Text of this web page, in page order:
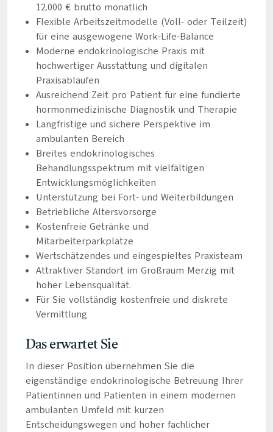
12.000 € brutto monatlich
Flexible Arbeitszeitmodelle (Voll- oder Teilzeit)
für eine ausgewogene Work-Life-Balance
Moderne endokrinologische Praxis mit
hochwertiger Ausstattung und digitalen
Praxisabläufen
Ausreichend Zeit pro Patient für eine fundierte
hormonmedizinische Diagnostik und Therapie
Langfristige und sichere Perspektive im
ambulanten Bereich
Breites endokrinologisches
Behandlungsspektrum mit vielfältigen
Entwicklungsmöglichkeiten
Unterstützung bei Fort- und Weiterbildungen
Betriebliche Altersvorsorge
Kostenfreie Getränke und
Mitarbeiterparkplätze
Wertschätzendes und eingespieltes Praxisteam
Attraktiver Standort im Großraum Merzig mit
hoher Lebensqualität.
Für Sie vollständig kostenfreie und diskrete
Vermittlung
Das erwartet Sie
In dieser Position übernehmen Sie die
eigenständige endokrinologische Betreuung Ihrer
Patientinnen und Patienten in einem modernen
ambulanten Umfeld mit kurzen
Entscheidungswegen und hoher fachlicher